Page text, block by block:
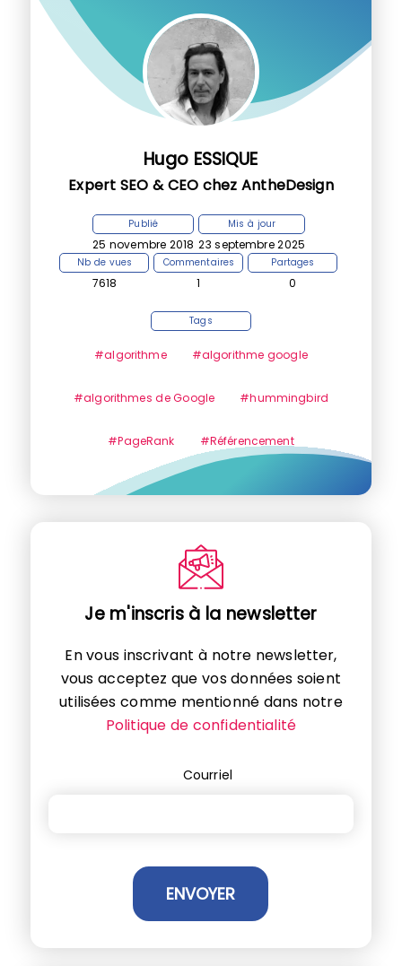
Hugo ESSIQUE
Expert SEO & CEO chez AntheDesign
Publié
25 novembre 2018
Mis à jour
23 septembre 2025
Nb de vues
7618
Commentaires
1
Partages
0
Tags
#algorithme #algorithme google
#algorithmes de Google #hummingbird
#PageRank #Référencement
Je m'inscris à la newsletter
En vous inscrivant à notre newsletter,
vous acceptez que vos données soient
utilisées comme mentionné dans notre
Politique de confidentialité
Courriel